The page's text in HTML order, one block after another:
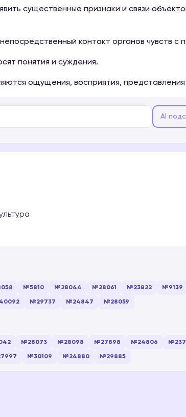
существенные признаки и связи
контакт органов чувств с
понятия и суждения.
ощущения, восприятия, представления
AI
№5810 №28044 №28061 №23822 №9139
№29737 №24847 №28059
№28073 №28098 №27898 №24806
№30109 №24880 №29885